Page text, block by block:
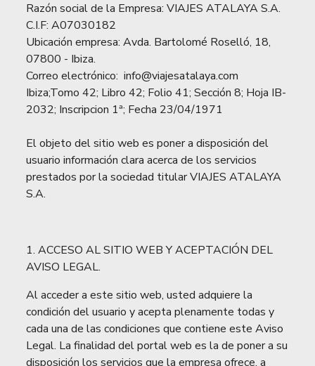
Razón social de la Empresa: VIAJES ATALAYA S.A.
C.I.F: A07030182
Ubicación empresa: Avda. Bartolomé Roselló, 18,
07800 - Ibiza.
Correo electrónico: info@viajesatalaya.com
Ibiza;Tomo 42; Libro 42; Folio 41; Sección 8; Hoja IB-
2032; Inscripcion 1ª; Fecha 23/04/1971
El objeto del sitio web es poner a disposición del
usuario información clara acerca de los servicios
prestados por la sociedad titular VIAJES ATALAYA
S.A.
1. ACCESO AL SITIO WEB Y ACEPTACIÓN DEL
AVISO LEGAL.
Al acceder a este sitio web, usted adquiere la
condición del usuario y acepta plenamente todas y
cada una de las condiciones que contiene este Aviso
Legal. La finalidad del portal web es la de poner a su
disposición los servicios que la empresa ofrece, a